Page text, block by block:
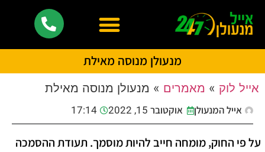
מנעולן מנוסה מאילת
אייל לוק » מאמרים » מנעולן מנוסה מאילת
אייל המנעולן אוקטובר 15, 2022 17:14
על פי החוק, מומחה חייב להיות מוסמך. תעודת ההסמכה